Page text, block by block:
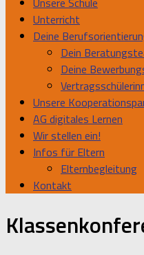
Unterricht
Deine
Dein
Deine
Unsere
AG digitales Lernen
Wir stellen ein!
Infos für Eltern
Elternbegleitung
Kontakt